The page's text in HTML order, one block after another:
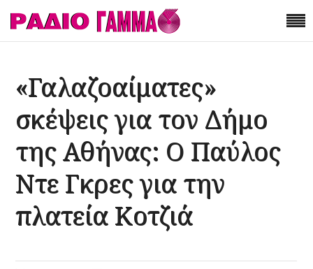
«Γαλαζοαίματες»
σκέψεις για τον Δήμο
της Αθήνας: Ο Παύλος
Ντε Γκρες για την
πλατεία Κοτζιά